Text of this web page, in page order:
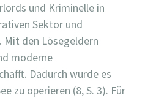
und Kriminelle in
Sektor und
den Lösegeldern
moderne
Dadurch wurde es
zu operieren (8, S. 3). Für